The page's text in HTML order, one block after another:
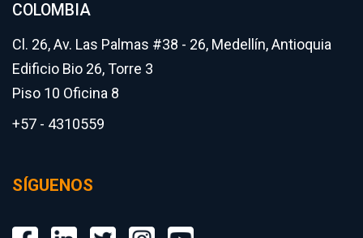
COLOMBIA
Cl. 26, Av. Las Palmas #38 - 26, Medellín, Antioquia
Edificio Bio 26, Torre 3
Piso 10 Oficina 8
+57 - 4310559
SÍGUENOS